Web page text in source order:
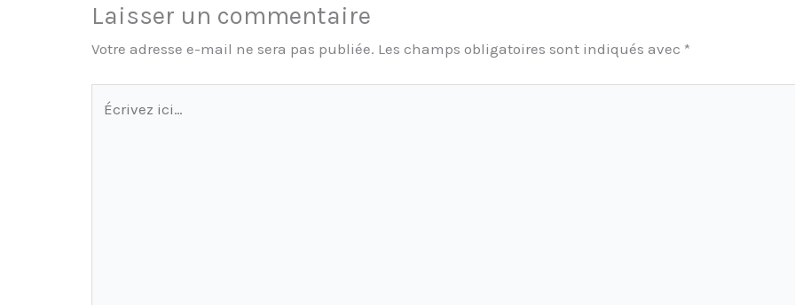
Laisser un commentaire
Votre adresse e-mail ne sera pas publiée. Les champs obligatoires sont indiqués avec *
ici…